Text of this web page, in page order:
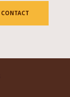
CONTACT